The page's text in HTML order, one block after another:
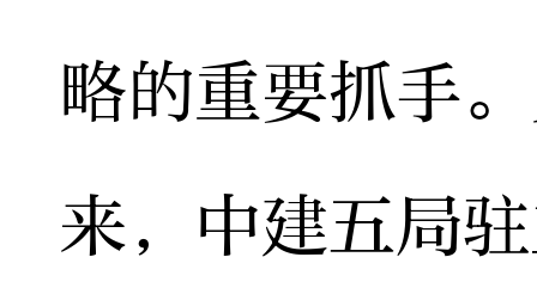
略的重要抓手
来，中建五局